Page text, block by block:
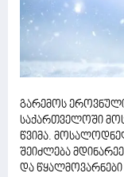
გარემოს
საქართველოში
წვიმა.
შეიძლება
და